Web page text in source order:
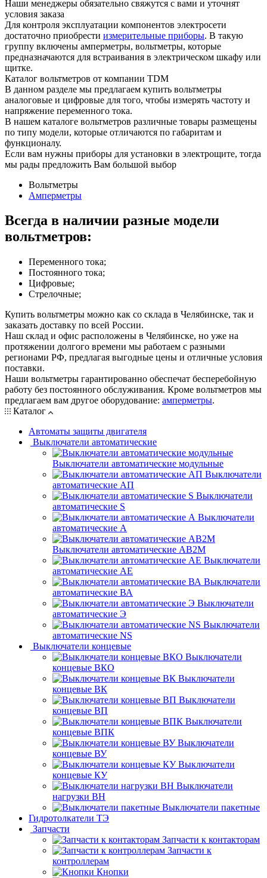
Наши менеджеры обязательно свяжутся с вами и уточнят
условия заказа
Для контроля эксплуатации компонентов электросети
достаточно приобрести измерительные приборы. В такую
группу включены амперметры, вольтметры, которые
предназначаются для встраивания в электрическом шкафу или
щитке.
Каталог вольтметров от компании TDM
В данном разделе мы предлагаем купить вольтметры
аналоговые и цифровые для того, чтобы измерять частоту и
напряжение переменного тока.
В нашем каталоге вольтметров различные товары размещены
по типу модели, которые отличаются по габаритам и
функционалу.
Если вам нужны приборы для установки в электрощите, тогда
мы рады предложить Вам большой выбор
Вольтметры
Амперметры
Всегда в наличии разные модели
вольтметров:
Переменного тока;
Постоянного тока;
Цифровые;
Стрелочные;
Купить вольтметры можно как со склада в Челябинске, так и
заказать доставку по всей России.
Наш склад и офис расположены в Челябинске, но уже на
протяжении долгого времени мы работаем с разными
регионами РФ, предлагая выгодные цены и отличные условия
поставки.
Наши вольтметры гарантированно обеспечат бесперебойную
работу без постоянного обслуживания. Кроме вольтметров мы
предлагаем вам другое оборудование: амперметры.
Каталог
Автоматы защиты двигателя
Выключатели автоматические
Выключатели автоматические модульные
Выключатели
автоматические АП
Выключатели
автоматические S
Выключатели
автоматические А
Выключатели автоматические АВ2М
Выключатели
автоматические АЕ
Выключатели
автоматические ВА
Выключатели
автоматические Э
Выключатели
автоматические NS
Выключатели концевые
Выключатели
концевые ВКО
Выключатели
концевые ВК
Выключатели
концевые ВП
Выключатели
концевые ВПК
Выключатели
концевые ВУ
Выключатели
концевые КУ
Выключатели
нагрузки ВН
Выключатели пакетные
Гидротолкатели ТЭ
Запчасти
Запчасти к контакторам
Запчасти к
контроллерам
Кнопки